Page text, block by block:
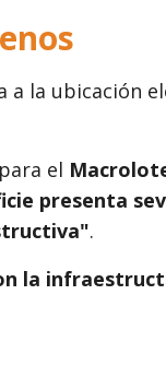
la ubicación
el
presenta
.
la